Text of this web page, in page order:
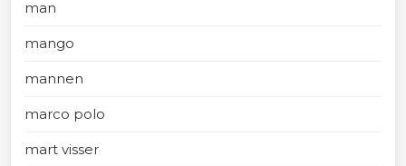
man
mango
mannen
marco polo
mart visser